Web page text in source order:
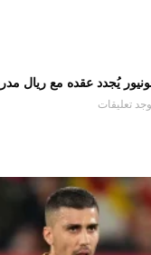
يُجدد عقده مع ريال
تعليقات